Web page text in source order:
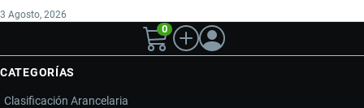
3 Agosto, 2026
0
CATEGORÍAS
Clasificación Arancelaria